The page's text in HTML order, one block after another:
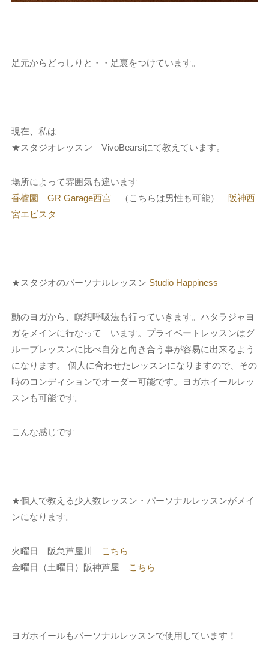
足元からどっしりと・・足裏をつけています。
現在、私は
★スタジオレッスン VivoBearsiにて教えています。
場所によって雰囲気も違います
香櫨園
GR Garage西宮 （こちらは男性も可能） 阪神西
宮エビスタ
★スタジオのパーソナルレッスン Studio Happiness
動のヨガから、瞑想呼吸法も行っていきます。ハタラジャヨ
ガをメインに行なって います。プライベートレッスンはグ
ループレッスンに比べ自分と向き合う事が容易に出来るよう
になります。 個人に合わせたレッスンになりますので、その
時のコンディションでオーダー可能です。ヨガホイールレッ
スンも可能です。
こんな感じです
★個人で教える少人数レッスン・パーソナルレッスンがメイ
ンになります。
火曜日 阪急芦屋川 こちら
金曜日（土曜日）阪神芦屋 こちら
ヨガホイールもパーソナルレッスンで使用しています！